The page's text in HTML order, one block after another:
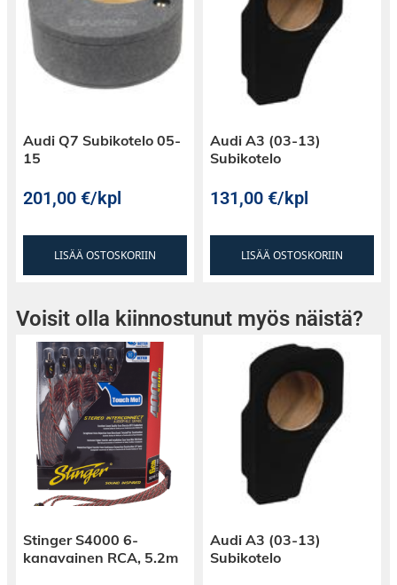
Audi Q7 Subikotelo 05-
15
201,00€/kpl
LISÄÄ OSTOSKORIIN
Audi A3 (03-13)
Subikotelo
131,00€/kpl
LISÄÄ OSTOSKORIIN
Voisit olla kiinnostunut myös näistä?
Stinger S4000 6-
kanavainen RCA, 5.2m
Audi A3 (03-13)
Subikotelo